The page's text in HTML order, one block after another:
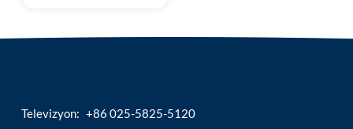
Televizyon: +86 025-5825-5120